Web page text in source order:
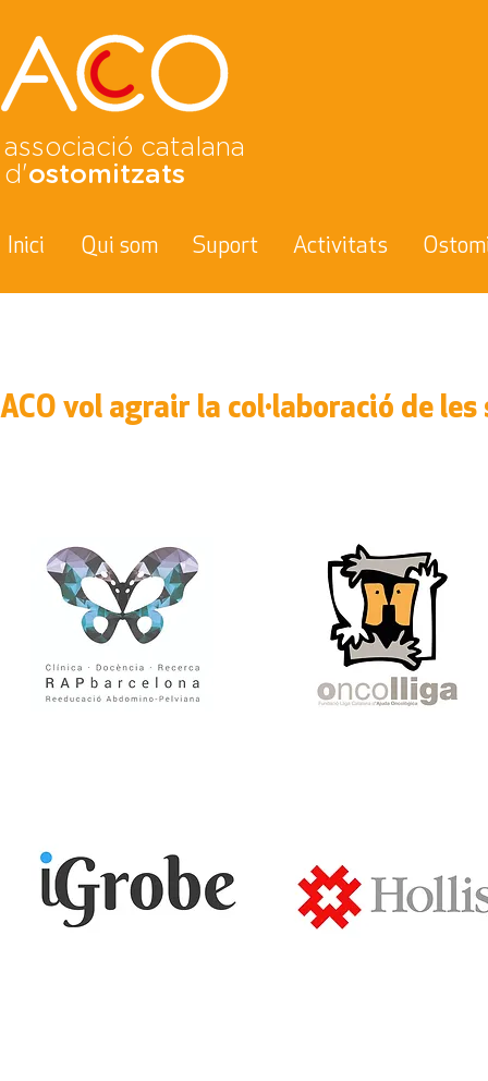
associació catalana
d'ostomitzats
Inici Qui som Suport Activitats
ACO vol agrair la col·laboració de